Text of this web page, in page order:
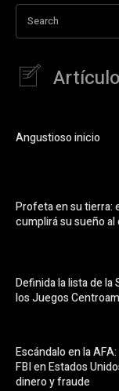
Search
Angustioso inicio
Profeta en su tierra:
cumplirá su sueño
Definida la lista de
los Juegos
Escándalo en la
FBI en Estados
dinero y fraude